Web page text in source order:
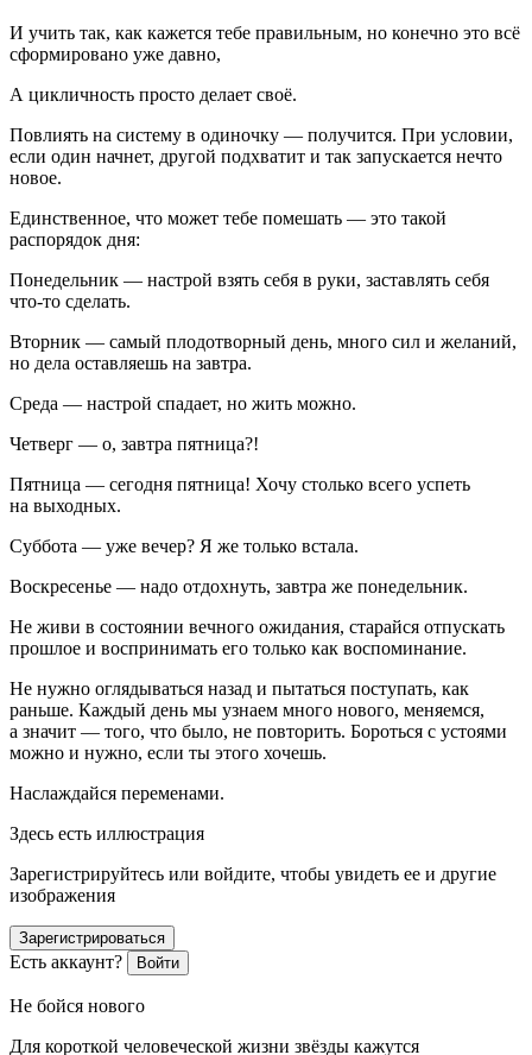
И учить так, как кажется тебе правильным, но конечно это всё
сформировано уже давно,
А цикличность просто делает своё.
Повлиять на систему в одиночку — получится. При условии,
если один начнет, другой подхватит и так запускается нечто
новое.
Единственное, что может тебе помешать — это такой
распорядок дня:
Понедельник — настрой взять себя в руки, заставлять себя
что-то сделать.
Вторник — самый плодотворный день, много сил и желаний,
но дела оставляешь на завтра.
Среда — настрой спадает, но жить можно.
Четверг — о, завтра пятница?!
Пятница — сегодня пятница! Хочу столько всего успеть
на выходных.
Суббота — уже вечер? Я же только встала.
Воскресенье — надо отдохнуть, завтра же понедельник.
Не живи в состоянии вечного ожидания, старайся отпускать
прошлое и воспринимать его только как воспоминание.
Не нужно оглядываться назад и пытаться поступать, как
раньше. Каждый день мы узнаем много нового, меняемся,
а значит — того, что было, не повторить. Бороться с устоями
можно и нужно, если ты этого хочешь.
Наслаждайся переменами.
Здесь есть иллюстрация
Зарегистрируйтесь или войдите, чтобы увидеть ее и другие
изображения
Зарегистрироваться
Есть аккаунт? Войти
Не бойся нового⠀
Для короткой человеческой жизни звёзды кажутся